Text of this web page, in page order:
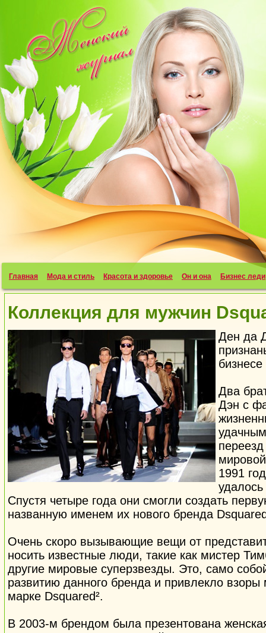
Главная Мода и стиль Красота и здоровье Он и она Бизнес леди
Коллекция для мужчин
Ден да
бизнесе
Два
Дэн с
1991
Спустя четыре года они смогли создать
названную именем их нового бренда
Очень скоро вызывающие вещи от
носить известные люди, такие как мистер
другие мировые суперзвезды. Это, само
развитию данного бренда и привлекло
марке Dsquared².
В 2003-м брендом была презентована